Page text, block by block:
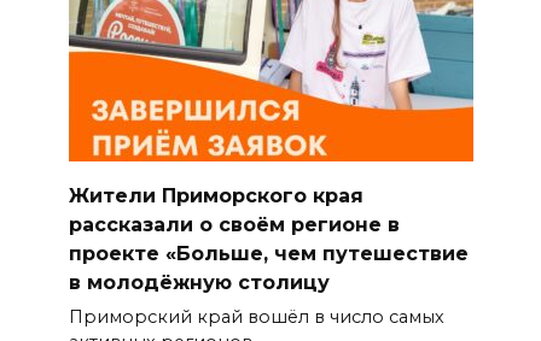
Жители Приморского края
рассказали о своём регионе в
проекте «Больше, чем путешествие
в молодёжную столицу
Приморский край вошёл в число самых